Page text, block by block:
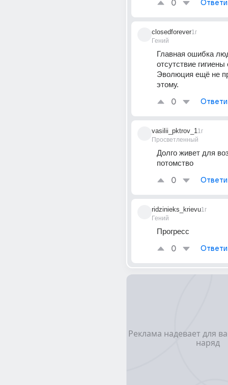
0
closedforever
Гений
1г
Главная ошибка
отсутствие гигиены
Эволюция ещё не
этому.
0
vasilii_pktrov_1
Просветленный
1г
Долго живет для
потомство
0
ridzinieks_krievu
Гений
1г
Прогресс
0